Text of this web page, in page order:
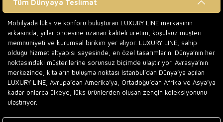
Tüm Dünyaya Teslimat
Mobilyada lüks ve konforu buluşturan LUXURY LINE markasının
arkasında, yıllar öncesine uzanan kaliteli üretim, koşulsuz müşteri
memnuniyeti ve kurumsal birikim yer alıyor. LUXURY LINE, sahip
olduğu hizmet altyapısı sayesinde, en özel tasarımlarını Dünya’nın her
noktasındaki müşterilerine sorunsuz biçimde ulaştırıyor. Avrasya’nın
merkezinde, kıtaların buluşma noktası İstanbul’dan Dünya’ya açılan
LUXURY LINE, Avrupa’dan Amerika’ya, Ortadoğu’dan Afrika ve Asya’ya
kadar onlarca ülkeye, lüks ürünlerden oluşan zengin koleksiyonunu
ulaştırıyor.